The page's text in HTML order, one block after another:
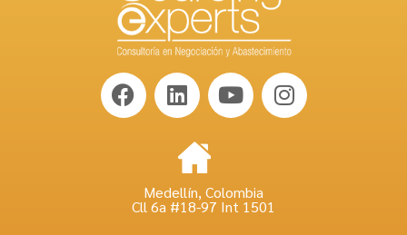
Medellín, Colombia
Cll 6a #18-97 Int 1501